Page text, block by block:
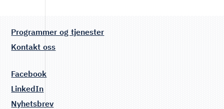
Programmer og tjenester
Kontakt oss
Facebook
LinkedIn
Nyhetsbrev